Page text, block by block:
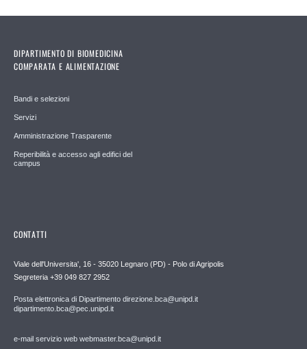
DIPARTIMENTO DI BIOMEDICINA
COMPARATA E ALIMENTAZIONE
Bandi e selezioni
Servizi
Amministrazione Trasparente
Reperibilità e accesso agli edifici del
campus
CONTATTI
Viale dell'Universita', 16 - 35020 Legnaro (PD) - Polo di Agripolis
Segreteria +39 049 827 2952
Posta elettronica di Dipartimento direzione.bca@unipd.it
dipartimento.bca@pec.unipd.it
e-mail servizio web webmaster.bca@unipd.it